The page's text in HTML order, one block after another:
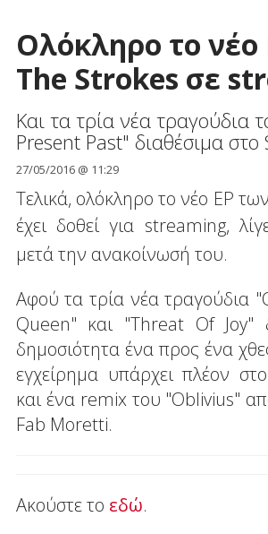
Ολόκληρο το νέο
The Strokes σε
Και τα τρία νέα τραγούδια
Present Past" διαθέσιμα στο
27/05/2016 @ 11:29
Τελικά, ολόκληρο το νέο ΕΡ των
έχει δοθεί για streaming,
μετά την ανακοίνωσή του.
Αφού τα τρία νέα τραγούδια
Queen" και "Threat Of Joy"
δημοσιότητα ένα προς ένα
εγχείρημα υπάρχει πλέον
και ένα remix του "Oblivius"
Fab Moretti.
Ακούστε το εδώ.